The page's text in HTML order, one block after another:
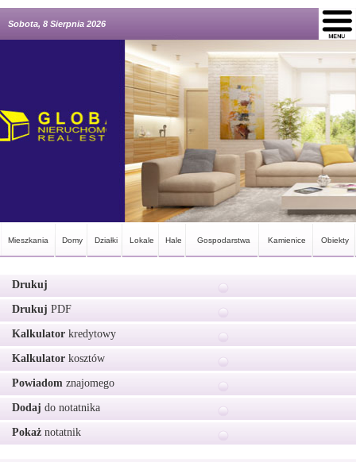
Sobota, 8 Sierpnia 2026
Mieszkania Domy Działki Lokale Hale Gospodarstwa Kamienice Obiekty
Drukuj
Drukuj PDF
Kalkulator kredytowy
Kalkulator kosztów
Powiadom znajomego
Dodaj do notatnika
Pokaż notatnik